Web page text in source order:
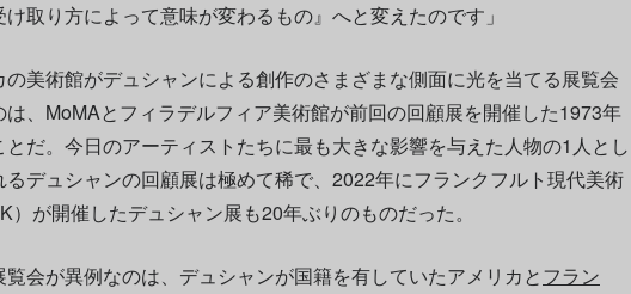
取り方によって意味が変わるもの』へと変えたのです」
の美術館がデュシャンによる創作のさまざまな側面に光を当てる展覧会
は、MoMAとフィラデルフィア美術館が前回の回顧展を開催した1973年
とだ。今日のアーティストたちに最も大きな影響を与えた人物の1人とし
るデュシャンの回顧展は極めて稀で、2022年にフランクフルト現代美術
）が開催したデュシャン展も20年ぶりのものだった。
覧会が異例なのは、デュシャンが国籍を有していたアメリカとフラン